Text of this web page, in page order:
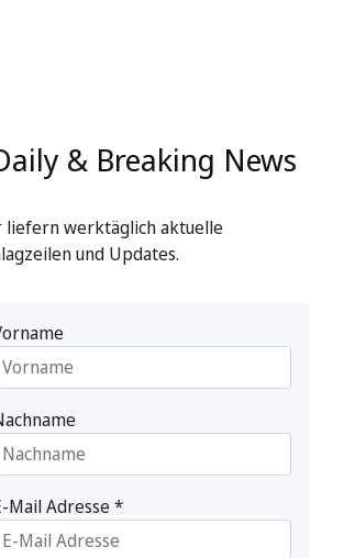
& Breaking News
liefern werktäglich aktuelle
und Updates.
Mail Adresse*